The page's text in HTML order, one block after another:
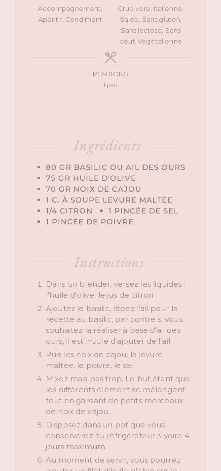
Accompagnement,
Apéritif, Condiment
Crudivore, Italienne,
Salée, Sans gluten,
Sans lactose, Sans
oeuf, Végétalienne
PORTIONS
1 pot
Ingrédients
80 GR BASILIC OU AIL DES OURS
75 GR HUILE D'OLIVE
70 GR NOIX DE CAJOU
1 C. À SOUPE LEVURE MALTÉE
1/4 CITRON 1 PINCÉE DE SEL
1 PINCÉE DE POIVRE
Instructions
Dans un blender, versez les liquides :
l'huile d'olive, le jus de citron
Ajoutez le basilic, râpez l'ail pour la
recette au basilic, par contre si vous
souhaitez la réaliser à base d'ail des
ours, il est inutile d'ajouter de l'ail
Puis les noix de cajou, la levure
maltée, le poivre, le sel
Mixez mais pas trop. Le but étant que
les différents élément se mélangent
tout en gardant de petits morceaux
de noix de cajou.
Disposez dans un pot que vous
conserverez au réfrigérateur 3 voire 4
jours maximum
Au moment de servir, vous pourrez